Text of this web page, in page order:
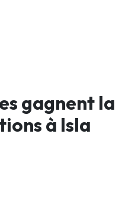
gagnent la
à Isla